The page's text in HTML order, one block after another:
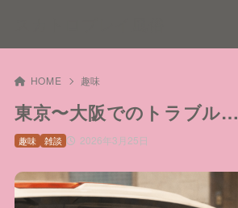
HOME 趣味
東京〜大阪でのトラブル…
2026年3月25日
趣味 雑談